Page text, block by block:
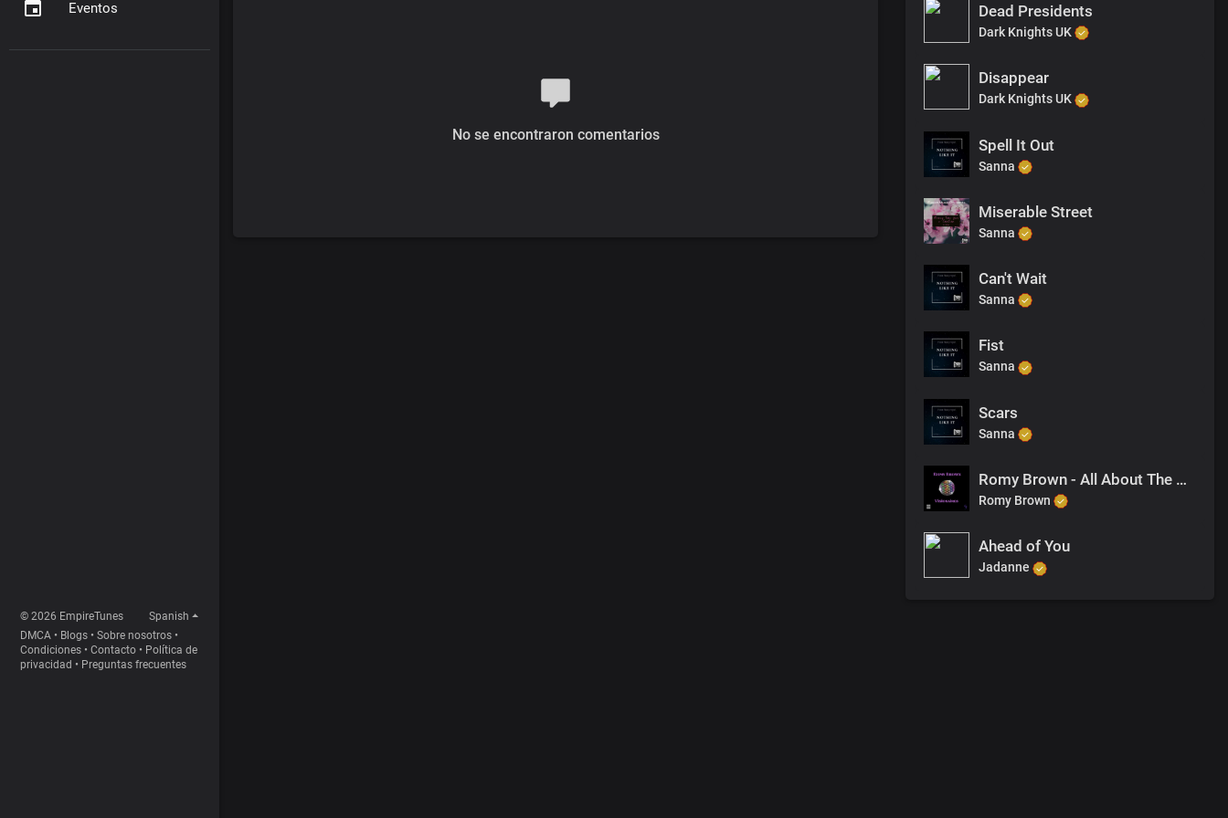
Eventos
© 2026 EmpireTunes
Spanish
DMCA • Blogs • Sobre nosotros •
Condiciones • Contacto • Política de
privacidad • Preguntas frecuentes
No se encontraron comentarios
Dead Presidents
Dark Knights UK
Disappear
Dark Knights UK
Spell It Out
Sanna
Miserable Street
Sanna
Can't Wait
Sanna
Fist
Sanna
Scars
Sanna
Romy Brown - All About The Beats
Romy Brown
Ahead of You
Jadanne